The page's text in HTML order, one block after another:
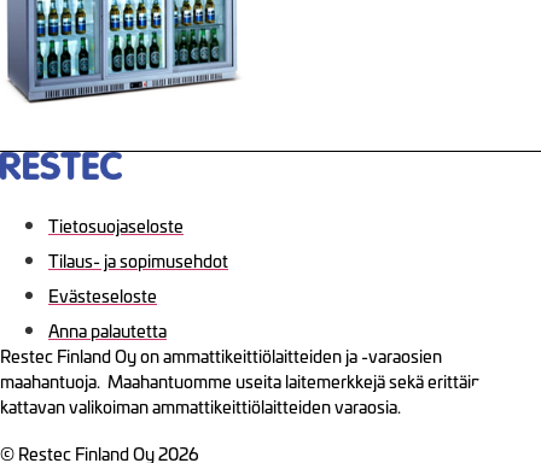
Tietosuojaseloste
Tilaus- ja sopimusehdot
Evästeseloste
Anna palautetta
Restec Finland Oy on ammattikeittiölaitteiden ja -varaosien
maahantuoja. Maahantuomme useita laitemerkkejä sekä erittäin
kattavan valikoiman ammattikeittiölaitteiden varaosia.
© Restec Finland Oy 2026